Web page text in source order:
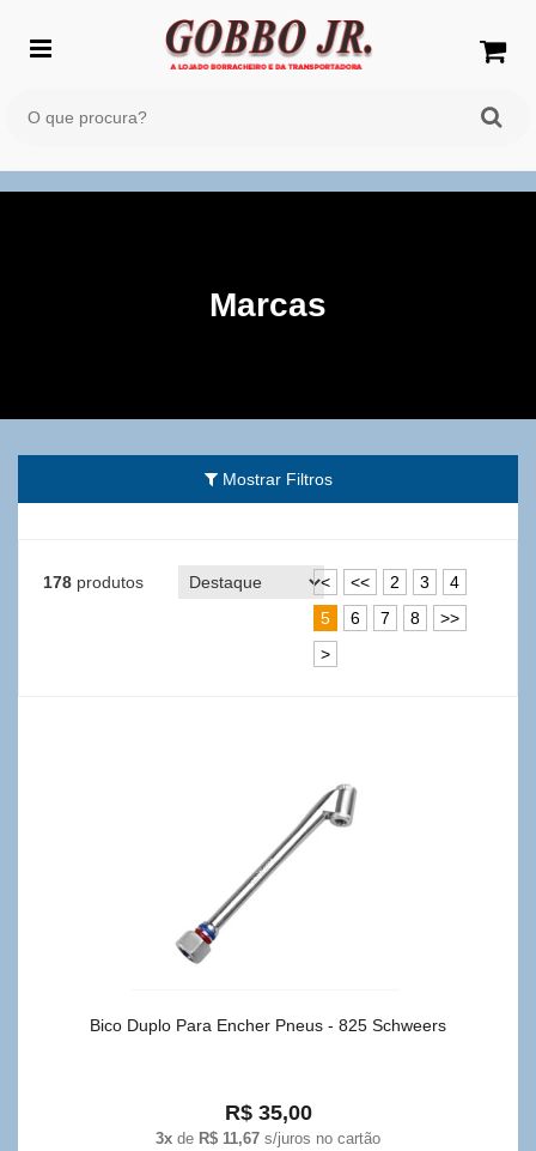
Marcas
Mostrar Filtros
178 produtos < << 2 3
4
5
6 7 8
>>
>
Bico Duplo Para Encher Pneus - 825 Schweers
R$ 35,00
3x de R$ 11,67 s/juros no cartão